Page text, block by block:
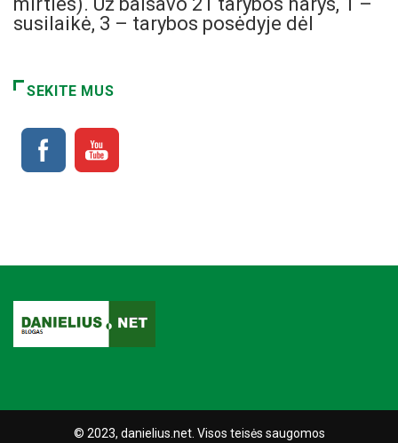
susilaikė, 3 – tarybos posėdyje dėl
SEKITE MUS
© 2023, danielius.net. Visos teisės saugomos